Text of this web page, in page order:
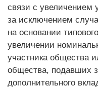
связи с увеличением
за исключением
на основании
увеличении
участника общества
общества, подавших
дополнительного